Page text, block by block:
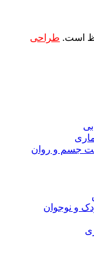
است. طراحی
جسم و روان
و نوجوان